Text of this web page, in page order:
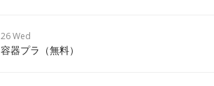
26 Wed
容器プラ（無料）